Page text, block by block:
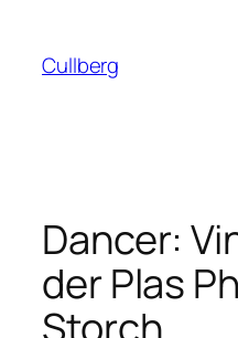
innehåll
Cullberg
Dancer:
der Plas